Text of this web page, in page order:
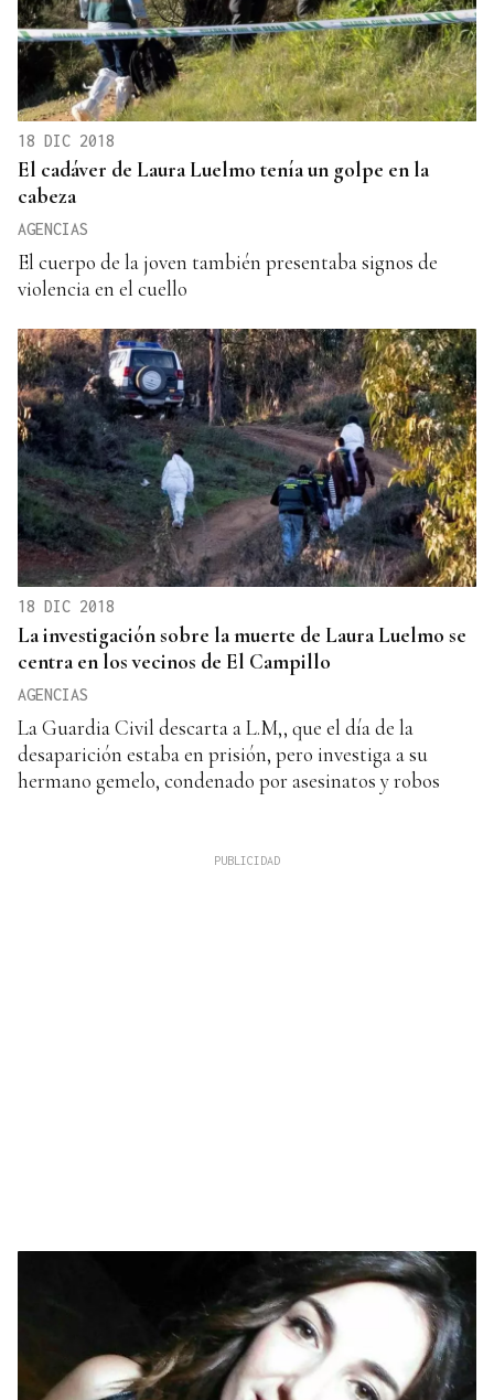
18 DIC 2018
El cadáver de Laura Luelmo tenía un golpe en la
cabeza
AGENCIAS
El cuerpo de la joven también presentaba signos de
violencia en el cuello
18 DIC 2018
La investigación sobre la muerte de Laura Luelmo se
centra en los vecinos de El Campillo
AGENCIAS
La Guardia Civil descarta a L.M,, que el día de la
desaparición estaba en prisión, pero investiga a su
hermano gemelo, condenado por asesinatos y robos